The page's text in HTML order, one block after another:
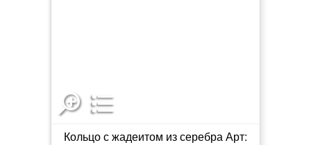
Кольцо с жадеитом из серебра Арт: